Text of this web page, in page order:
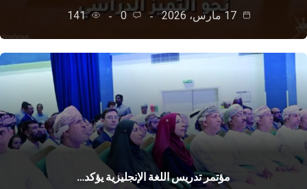
0
141
مؤتمر تدريس اللغة الإنجليزية يؤكد…